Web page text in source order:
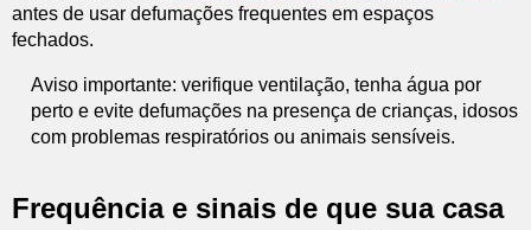
antes de usar defumações frequentes em espaços
fechados.
Aviso importante: verifique ventilação, tenha água por
perto e evite defumações na presença de crianças, idosos
com problemas respiratórios ou animais sensíveis.
Frequência e sinais de que sua casa